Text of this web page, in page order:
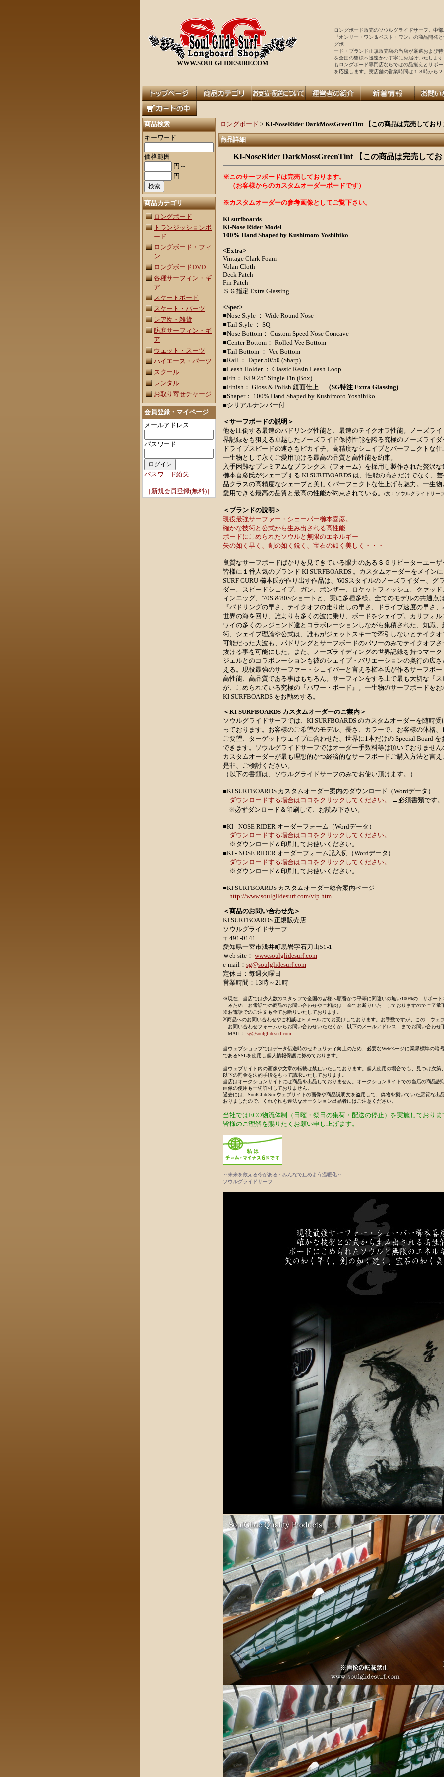
WWW.SOULGLIDESURF.COM
ロングボード販売のソウルグライドサーフ。中
『オンリー・ワン＆ベスト・ワン』の商品開発
グボ
ード・ブランド正規販売店の当店が厳選および
を全国の皆様ヘ迅速かつ丁寧にお届けいたしま
もロングボード専門店ならではの品揃えとサポ
を応援します。実店舗の営業時間は１３時から
商品検索
キーワード
価格範囲
円～
円
商品カテゴリ
ロングボード
トランジッションボ
ード
ロングボード・フィ
ン
ロングボードDVD
各種サーフィン・ギ
ア
スケートボード
スケート・パーツ
レア物・雑貨
防寒サーフィン・ギ
ア
ウェット・スーツ
ハイエース・パーツ
スクール
レンタル
お取り寄せチャージ
会員登録・マイページ
メールアドレス
パスワード
パスワード紛失
［新規会員登録(無料)］
ロングボード > KI-NoseRider DarkMossGreenTint 【この商品は完売してお
商品詳細
KI-NoseRider DarkMossGreenTint 【この商品は完売して
※このサーフボードは完売しております。
（お客様からのカスタムオーダーボードです）
※カスタムオーダーの参考画像としてご覧下さい。
Ki surfboards
Ki-Nose Rider Model
100% Hand Shaped by Kushimoto Yoshihiko
<Extra>
Vintage Clark Foam
Volan Cloth
Deck Patch
Fin Patch
ＳＧ指定 Extra Glassing
<Spec>
■Nose Style ： Wide Round Nose
■Tail Style ： SQ
■Nose Bottom： Custom Speed Nose Concave
■Center Bottom： Rolled Vee Bottom
■Tail Bottom ： Vee Bottom
■Rail ： Taper 50/50 (Sharp)
■Leash Holder ： Classic Resin Leash Loop
■Fin： Ki 9.25" Single Fin (Box)
■Finish： Gloss & Polish 鏡面仕上
（SG特注 Extra Glassing)
■Shaper： 100% Hand Shaped by Kushimoto Yoshihiko
■シリアルナンバー付
＜サーフボードの説明＞
他を圧倒する最速のパドリング性能と、最速のテイクオフ性能。ノーズライ
界記録をも狙える卓越したノーズライド保持性能を誇る究極のノーズライダ
ドライブスピードの速さもピカイチ。高精度なシェイプとパーフェクトな
一生物として永くご愛用頂ける最高の品質と高性能を約束。
入手困難なプレミアムなブランクス（フォーム）を採用し製作された贅沢な
櫛本喜彦氏がシェープする KI SURFBOARDS は、性能の高さだけでなく、
品クラスの高精度なシェープと美しくパーフェクトな仕上げも魅力。一生物
愛用できる最高の品質と最高の性能が約束されている。
(文：ソウルグライドサー
＜ブランドの説明＞
現役最強サーファー・シェーパー櫛本喜彦。
確かな技術と公式から生み出される高性能
ボードにこめられたソウルと無限のエネルギー
矢の如く早く、剣の如く鋭く、宝石の如く美しく・・・
良質なサーフボードばかりを見てきている眼力のあるＳＧリピーターユーザ
皆様に１番人気のブランド KI SURFBOARDS 。カスタムオーダーをメイン
SURF GURU 櫛本氏が作り出す作品は、'60Sスタイルのノーズライダー、グ
ダー、スピードシェイプ、ガン、ボンザー、ロケットフィッシュ、クァッ
ィンエッグ、'70S &'80Sショートと、実に多種多様。全てのモデルの共通点
『パドリングの早さ、テイクオフの走り出しの早さ、ドライブ速度の早さ
世界の海を回り、誰よりも多くの波に乗り、ボードをシェイプ。カリフォル
ワイの多くのレジェンド達とコラボレーションしながら集積された、知識、
術、シェイプ理論や公式は、誰もがジェットスキーで牽引しないとテイクオ
可能だった大波も、パドリングとサーフボードのパワーのみでテイクオフさ
抜ける事を可能にした。また、ノーズライディングの世界記録を持つマーク
ジェルとのコラボレーションも彼のシェイプ・バリエーションの奥行の広さ
える。現役最強のサーファー・シェイパーと言える櫛本氏が作るサーフボー
高性能、高品質である事はもちろん。サーフィンをする上で最も大切な『ス
が、こめられている究極の『パワー・ボード』。一生物のサーフボードをお
KI SURFBOARDS をお勧めする。
＜KI SURFBOARDS カスタムオーダーのご案内＞
ソウルグライドサーフでは、KI SURFBOARDS のカスタムオーダーを随時受
っております。お客様のご希望のモデル、長さ、カラーで、お客様の体格、
ご要望、ターゲットウェイブに合わせた、世界に1本だけの Special Board を
できます。ソウルグライドサーフではオーダー手数料等は頂いておりません
カスタムオーダーが最も理想的かつ経済的なサーフボードご購入方法と言え
是非、ご検討ください。
（以下の書類は、ソウルグライドサーフのみでお使い頂けます。）
■KI SURFBOARDS カスタムオーダー案内のダウンロード（Wordデータ）
ダウンロードする場合はココをクリックしてください。
←必須書類です
※必ずダンロード＆印刷して、お読み下さい。
■KI - NOSE RIDER オーダーフォーム（Wordデータ）
ダウンロードする場合はココをクリックしてください。
※ダウンロード＆印刷してお使いください。
■KI - NOSE RIDER オーダーフォーム記入例（Wordデータ）
ダウンロードする場合はココをクリックしてください。
※ダウンロード＆印刷してお使いください。
■KI SURFBOARDS カスタムオーダー総合案内ページ
http://www.soulglidesurf.com/vip.htm
＜商品のお問い合わせ先＞
KI SURFBOARDS 正規販売店
ソウルグライドサーフ
〒491-0141
愛知県一宮市浅井町黒岩字石刀山51-1
ｗeb site： www.soulglidesurf.com
e-mail： sg@soulglidesurf.com
定休日：毎週火曜日
営業時間：13時～21時
※現在、当店では少人数のスタッフで全国の皆様へ順番かつ平等に間違いの無い100%の サポート
るため、お電話での商品のお問い合わせやご相談は、全てお断りいた しておりますのでご了承
※お電話でのご注文も全てお断りいたしております。
※商品へのお問い合わせやご相談はＥメールにてお受けしております。お手数ですが、この ウェ
お問い合わせフォームからお問い合わせいただくか、以下のメールアドレス までお問い合わせ
MAIL： sg@soulglidesurf.com
当ウェブショップではデータ伝送時のセキュリティ向上のため、必要なWebページに業界標準の暗
であるSSLを使用し個人情報保護に努めております。
当ウェブサイト内の画像や文章の転載は禁止いたしております。個人使用の場合でも、見つけ次第
以下の罰金を法的手段をもって請求いたしております。
当店はオークションサイトには商品を出品しておりません。オークションサイトでの当店の商品説
画像の使用も一切許可しておりません。
過去には、SoulGlideSurfウェブサイトの画像や商品説明文を盗用して、偽物を捌いていた悪質な出
おりましたので、くれぐれも違法なオークション出品者にはご注意ください。
当社ではECO物流体制（日曜・祭日の集荷・配送の停止）を実施しておりま
皆様のご理解を賜りたくお願い申し上げます。
～未来を救える今がある・みんなで止めよう温暖化～
ソウルグライドサーフ